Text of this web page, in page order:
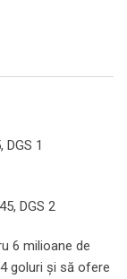
DGS 1
DGS 2
6 milioane de
goluri și să ofere